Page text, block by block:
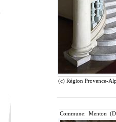
(c) Région Provence-
Commune: Menton